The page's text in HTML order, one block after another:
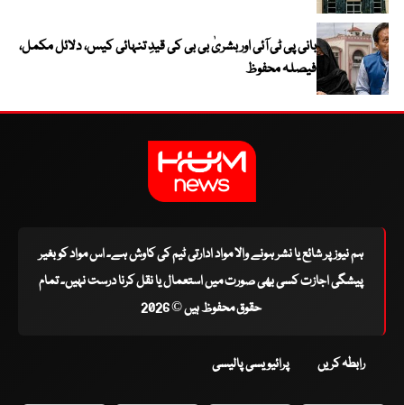
بانی پی ٹی آئی اور بشریٰ بی بی کی قیدِ تنہائی کیس، دلائل مکمل،
فیصلہ محفوظ
ہم نیوز پر شائع یا نشر ہونے والا مواد ادارتی ٹیم کی کاوش ہے۔ اس مواد کو بغیر
پیشگی اجازت کسی بھی صورت میں استعمال یا نقل کرنا درست نہیں۔ تمام
حقوق محفوظ ہیں © 2026
رابطہ کریں پرائیویسی پالیسی